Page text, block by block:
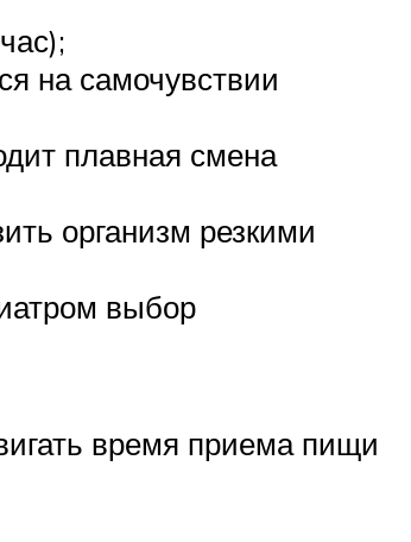
на самочувствии
плавная смена
организм резкими
выбор
время приема пищи